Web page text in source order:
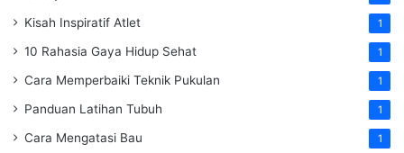
Kisah Inspiratif Atlet 1
10 Rahasia Gaya Hidup Sehat 1
Cara Memperbaiki Teknik Pukulan 1
Panduan Latihan Tubuh 1
Cara Mengatasi Bau 1